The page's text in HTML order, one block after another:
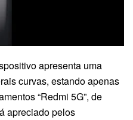
apresenta uma
curvas, estando apenas
“Redmi 5G”, de
apreciado pelos